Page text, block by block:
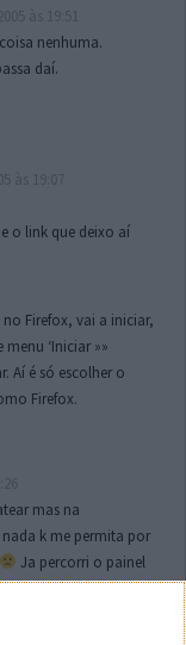
nenhuma.
daí.
o link que deixo aí
Firefox, vai a iniciar,
‘Iniciar »»
Aí é só escolher o
Firefox.
mas na
k me permita por
Ja percorri o painel
a desesperar, ate ja
forçar o uso do
outra dica fico